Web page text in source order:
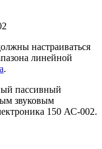
настраиваться
линейной
.
пассивный
звуковым
150 АС-002.